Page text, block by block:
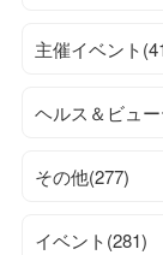
主催イベント
ヘルス＆ビュ
その他(277)
イベント(281)